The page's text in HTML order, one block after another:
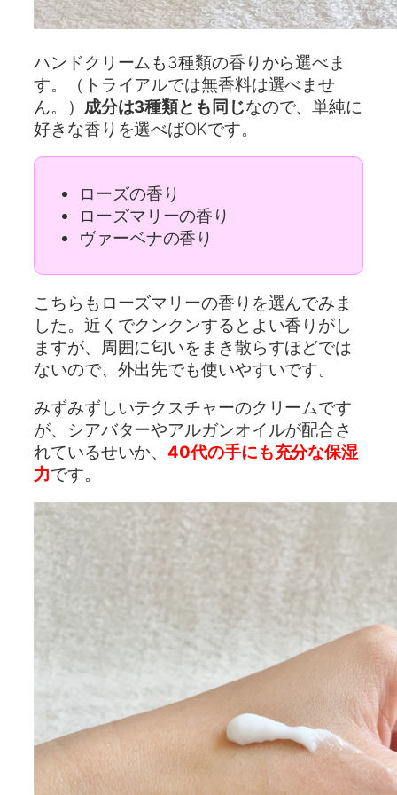
ハンドクリームも3種類の香りから選べま
す。（トライアルでは無香料は選べませ
ん。） 成分は3種類とも同じなので、単純に
好きな香りを選べばOKです。
ローズの香り
ローズマリーの香り
ヴァーベナの香り
こちらもローズマリーの香りを選んでみま
した。近くでクンクンするとよい香りがし
ますが、周囲に匂いをまき散らすほどでは
ないので、外出先でも使いやすいです。
みずみずしいテクスチャーのクリームです
が、シアバターやアルガンオイルが配合さ
れているせいか、40代の手にも充分な保湿
力です。